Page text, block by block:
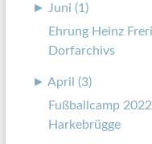
►
Juni (1)
Ehrung Heinz
Dorfarchivs
► April (3)
Fußballcamp
Harkebrügge